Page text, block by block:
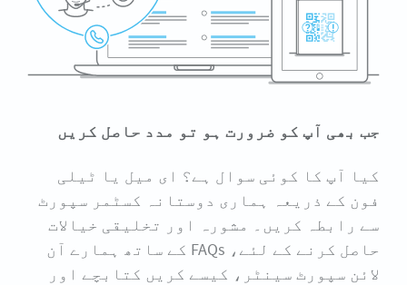
جب بھی آپ کو ضرورت ہو تو مدد حاصل کریں
کیا آپ کا کوئی سوال ہے؟ ای میل یا ٹیلی
فون کے ذریعہ ہماری دوستانہ کسٹمر سپورٹ
سے رابطہ کریں۔ مشورہ اور تخلیقی خیالات
حاصل کرنے کے لئے، FAQs کے ساتھ ہمارے آن
لائن سپورٹ سینٹر، کیسے کریں کتابچے اور